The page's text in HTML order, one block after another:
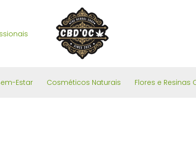
Estar Cosméticos Naturais Flores e Resinas